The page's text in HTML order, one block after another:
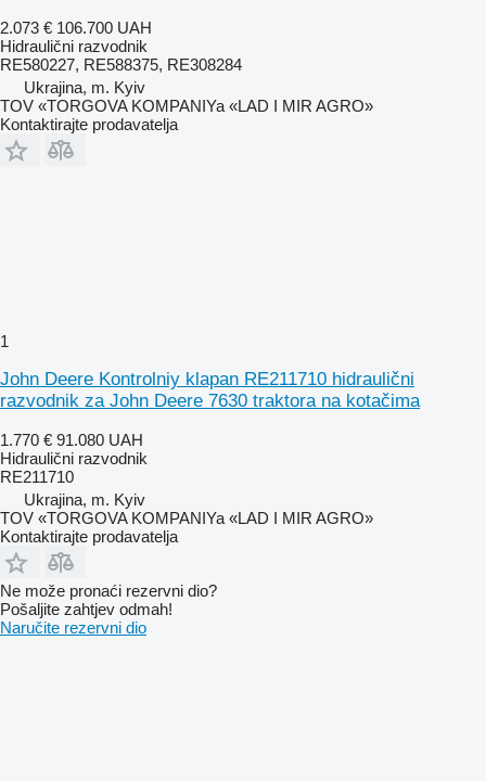
2.073 € 106.700 UAH
Hidraulični razvodnik
RE580227, RE588375, RE308284
Ukrajina, m. Kyiv
TOV «TORGOVA KOMPANIYa «LAD I MIR AGRO»
Kontaktirajte prodavatelja
1
John Deere Kontrolniy klapan RE211710 hidraulični
razvodnik za John Deere 7630 traktora na kotačima
1.770 € 91.080 UAH
Hidraulični razvodnik
RE211710
Ukrajina, m. Kyiv
TOV «TORGOVA KOMPANIYa «LAD I MIR AGRO»
Kontaktirajte prodavatelja
Ne može pronaći rezervni dio?
Pošaljite zahtjev odmah!
Naručite rezervni dio